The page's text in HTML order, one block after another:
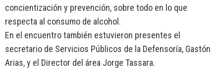
concientización y prevención, sobre todo en lo que
respecta al consumo de alcohol.
En el encuentro también estuvieron presentes el
secretario de Servicios Públicos de la Defensoría, Gastón
Arias, y el Director del área Jorge Tassara.